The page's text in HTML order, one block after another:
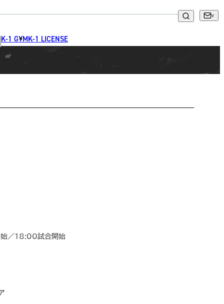
K-1 GYMK-1 LICENSE
始／18:00試合開始